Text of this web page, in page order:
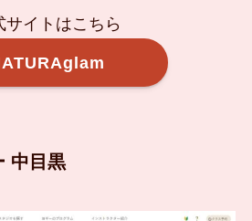
サイトはこちら
中目黒